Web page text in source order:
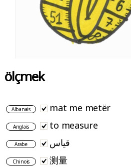
ölçmek
Albanais mat me metër
Anglais to measure
Arabe قياس
Chinois 测量